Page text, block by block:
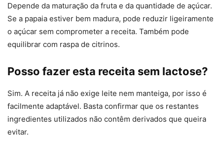
Depende da maturação da fruta e da quantidade de açúcar.
Se a papaia estiver bem madura, pode reduzir ligeiramente
o açúcar sem comprometer a receita. Também pode
equilibrar com raspa de citrinos.
Posso fazer esta receita sem lactose?
Sim. A receita já não exige leite nem manteiga, por isso é
facilmente adaptável. Basta confirmar que os restantes
ingredientes utilizados não contêm derivados que queira
evitar.